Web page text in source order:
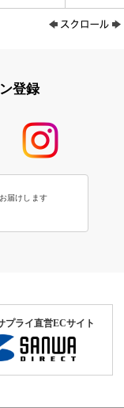
登録
届けします
プライ直営ECサイト